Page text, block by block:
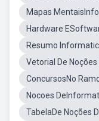
Mapas
Hardware
Resumo
Vetorial De
ConcursosNo
Nocoes
TabelaDe Noções